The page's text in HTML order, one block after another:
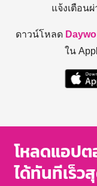
แจ้งเตือน
ดาวน์โหลด
ใน
โหลดแอป
ได้ทันทีเร็ว